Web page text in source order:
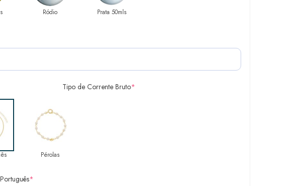
Ródio Prata 50mls
Tipo de Corrente Bruto*
Pérolas
*